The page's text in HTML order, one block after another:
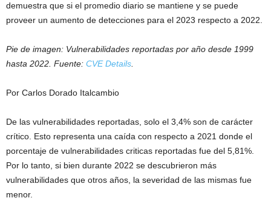
demuestra que si el promedio diario se mantiene y se puede
proveer un aumento de detecciones para el 2023 respecto a 2022.
Pie de imagen: Vulnerabilidades reportadas por año desde 1999
hasta 2022. Fuente: CVE Details.
Por Carlos Dorado Italcambio
De las vulnerabilidades reportadas, solo el 3,4% son de carácter
crítico. Esto representa una caída con respecto a 2021 donde el
porcentaje de vulnerabilidades criticas reportadas fue del 5,81%.
Por lo tanto, si bien durante 2022 se descubrieron más
vulnerabilidades que otros años, la severidad de las mismas fue
menor.